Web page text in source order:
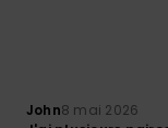
John8 mai 2026